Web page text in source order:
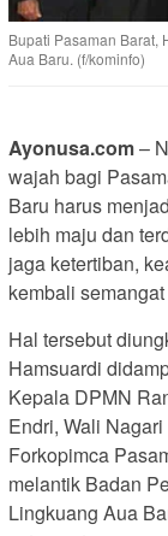
Bupati Pasaman Barat,
Aua Baru. (f/kominfo)
Ayonusa.com–
wajah bagi
Baru harus
lebih maju dan
jaga ketertiban,
kembali
Hal tersebut
Hamsuardi
Kepala DPMN
Endri, Wali
Forkopimca
melantik Badan
Lingkuang Aua